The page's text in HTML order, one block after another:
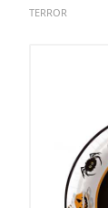
TERROR